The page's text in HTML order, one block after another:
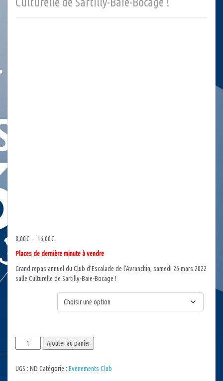
8,00€ – 16,00€Plage
prix :
8,00€
à
Places de dernière minute à vendre
Grand repas annuel du Club d’Escalade de l’Avranchin, samedi 26 mars 2022
salle Culturelle de Sartilly-Baie-Bocage !
quantité
de
du
Ajouter au panier
UGS : ND Catégorie : Evènements Club